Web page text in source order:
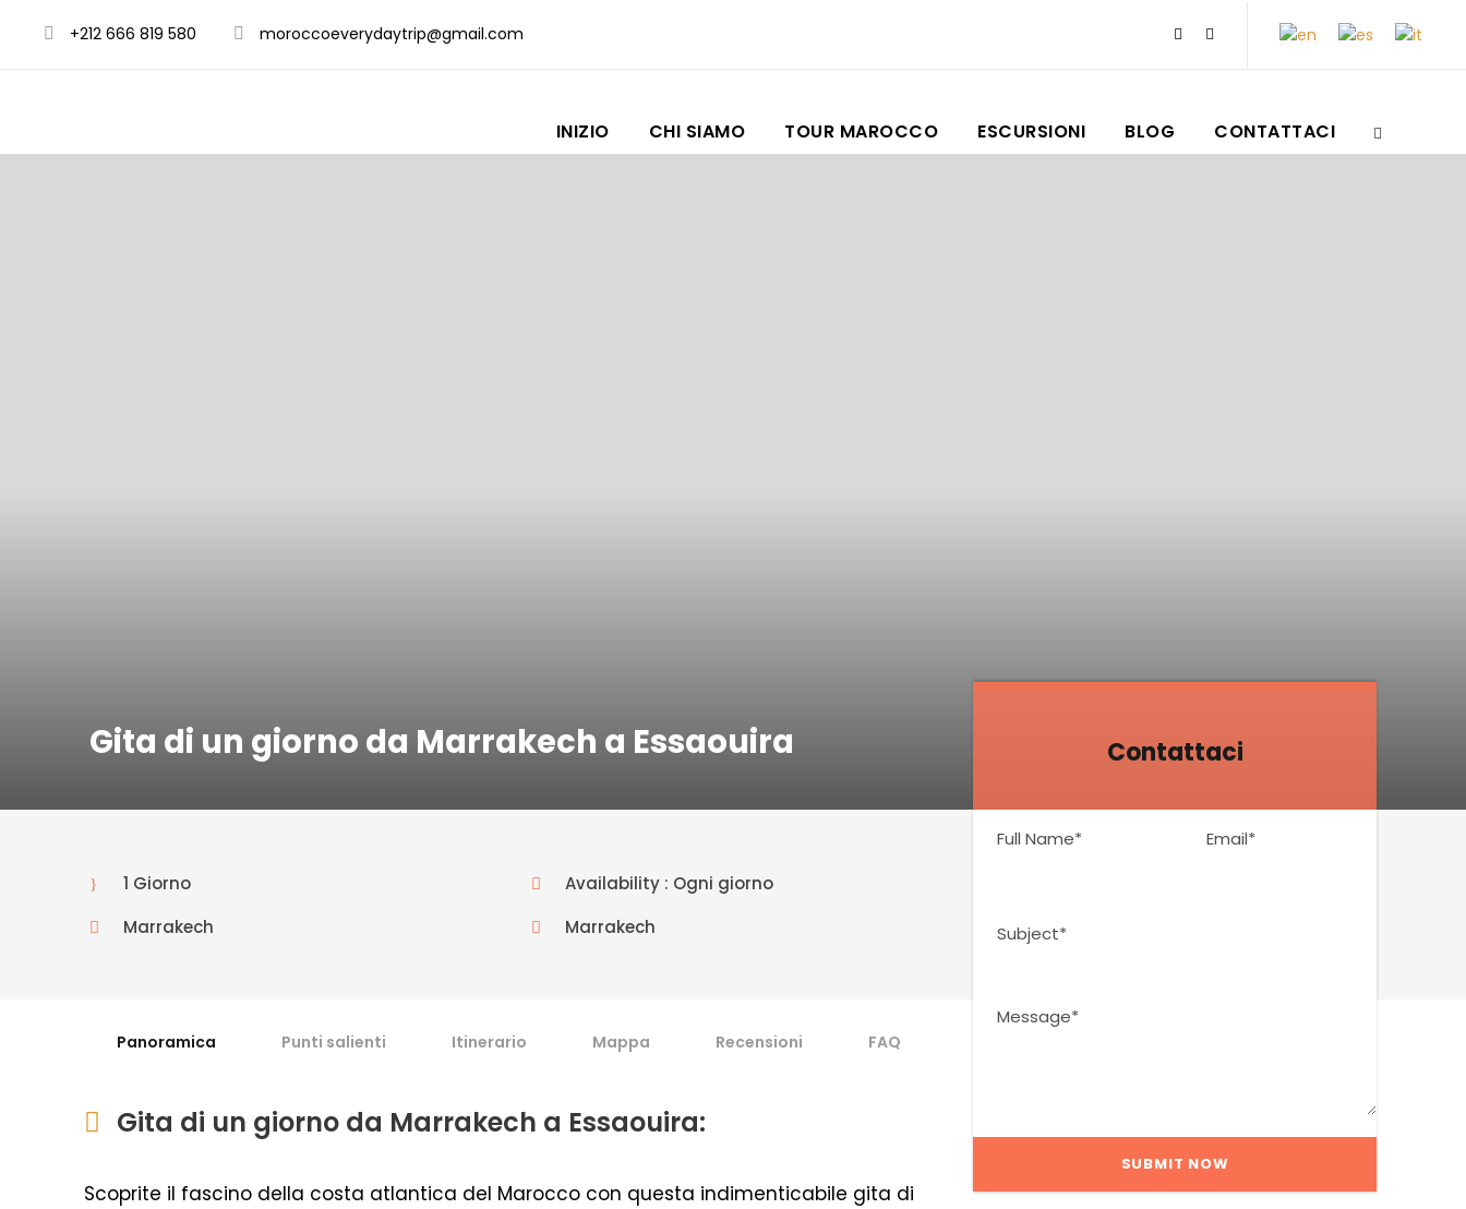
+212 666 819 580 moroccoeverydaytrip@gmail.com
INIZIO CHI SIAMO TOUR MAROCCO ESCURSIONI BLOG CONTATTACI
Gita di un giorno da Marrakech a Essaouira Contattaci
1 Giorno
Availability : Ogni giorno
Marrakech
Marrakech
Panoramica Punti salienti Itinerario Mappa Recensioni FAQ
Gita di un giorno da Marrakech a Essaouira:
Scoprite il fascino della costa atlantica del Marocco con questa indimenticabile gita di